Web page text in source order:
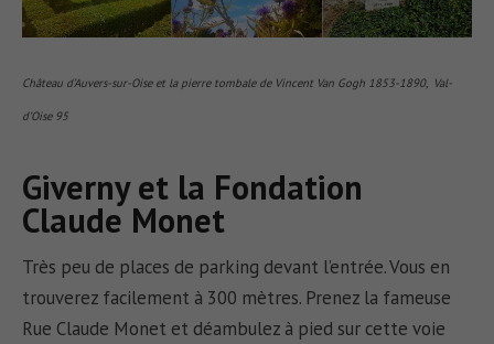
Château d’Auvers-sur-Oise et la pierre tombale de Vincent Van Gogh 1853-1890, Val-
d’Oise 95
Giverny et la Fondation
Claude Monet
Très peu de places de parking devant l’entrée. Vous en
trouverez facilement à 300 mètres. Prenez la fameuse
Rue Claude Monet et déambulez à pied sur cette voie